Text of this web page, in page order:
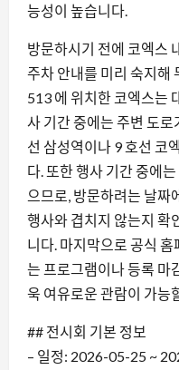
능성이 높습니다.
방문하시기 전에 코엑스
주차 안내를 미리 숙지해
513 에 위치한 코엑스는
사 기간 중에는 주변 도
선 삼성역이나 9 호선 코
다. 또한 행사 기간 중에
으므로, 방문하려는 날짜
행사와 겹치지 않는지 확
니다. 마지막으로 공식
는 프로그램이나 등록 마
욱 여유로운 관람이 가능
## 전시회 기본 정보
– 일정: 2026-05-25 ~